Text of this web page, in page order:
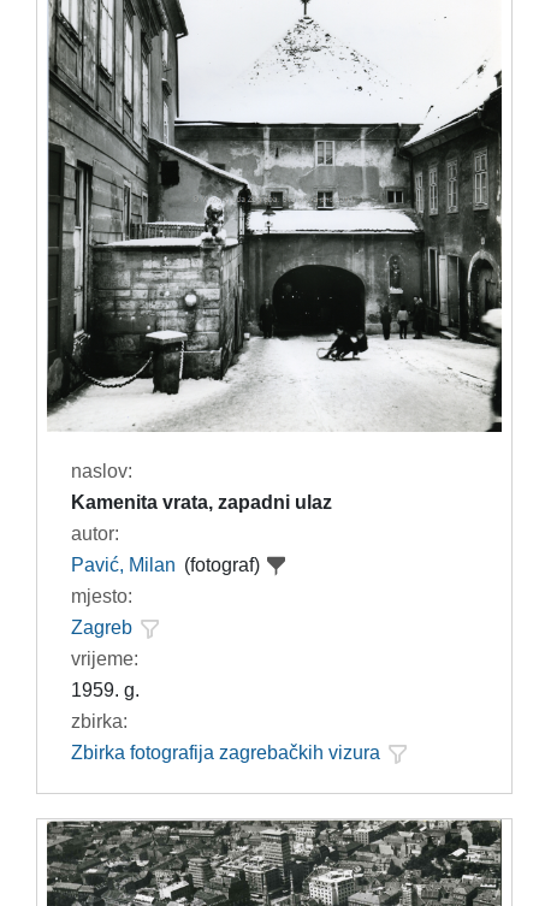
naslov:
Kamenita vrata, zapadni ulaz
autor:
Pavić, Milan (fotograf)
mjesto:
Zagreb
vrijeme:
1959. g.
zbirka:
Zbirka fotografija zagrebačkih vizura